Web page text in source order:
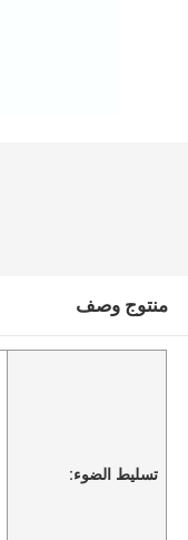
منتوج وصف
تسليط الضوء: